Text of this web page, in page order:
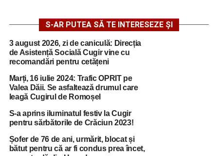
S-AR PUTEA SĂ TE INTERESEZE ȘI
3 august 2026, zi de caniculă: Direcția
de Asistență Socială Cugir vine cu
recomandări pentru cetățeni
Marți, 16 iulie 2024: Trafic OPRIT pe
Valea Dăii. Se asfaltează drumul care
leagă Cugirul de Romoșel
S-a aprins iluminatul festiv la Cugir
pentru sărbătorile de Crăciun 2023!
Șofer de 76 de ani, urmărit, blocat și
bătut pentru că ar fi condus prea încet,